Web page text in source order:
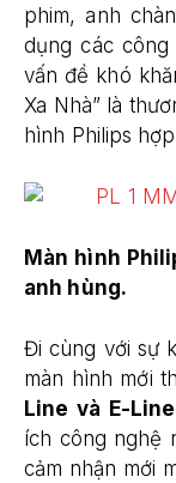
phim, anh
dụng các
vấn đề khó
Xa Nhà” là
hình Philips
Màn hình
anh hùng.
Đi cùng với sự
màn hình mới
Line và E-
ích công nghệ
cảm nhận mới